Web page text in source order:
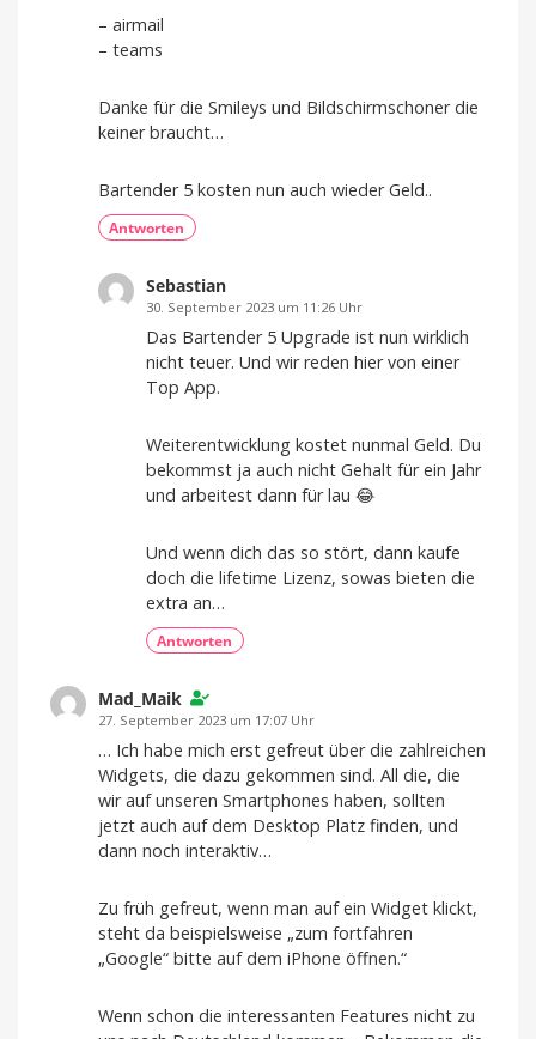
– airmail
– teams
Danke für die Smileys und Bildschirmschoner die
keiner braucht…
Bartender 5 kosten nun auch wieder Geld..
Antworten
Sebastian
30. September 2023 um 11:26 Uhr
Das Bartender 5 Upgrade ist nun wirklich
nicht teuer. Und wir reden hier von einer
Top App.
Weiterentwicklung kostet nunmal Geld. Du
bekommst ja auch nicht Gehalt für ein Jahr
und arbeitest dann für lau 😂
Und wenn dich das so stört, dann kaufe
doch die lifetime Lizenz, sowas bieten die
extra an…
Antworten
Mad_Maik
27. September 2023 um 17:07 Uhr
… Ich habe mich erst gefreut über die zahlreichen
Widgets, die dazu gekommen sind. All die, die
wir auf unseren Smartphones haben, sollten
jetzt auch auf dem Desktop Platz finden, und
dann noch interaktiv…
Zu früh gefreut, wenn man auf ein Widget klickt,
steht da beispielsweise „zum fortfahren
„Google“ bitte auf dem iPhone öffnen.“
Wenn schon die interessanten Features nicht zu